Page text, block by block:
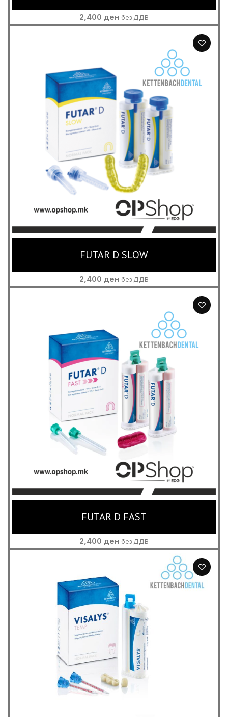
2,400 ден без ДДВ
FUTAR D SLOW
2,400 ден без ДДВ
FUTAR D FAST
2,400 ден без ДДВ